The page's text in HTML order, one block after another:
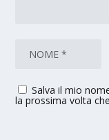
Salva il mio
la prossima volta